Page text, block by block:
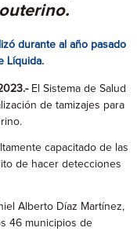
durante al año pasado
Líquida.
El Sistema de Salud
de tamizajes para
capacitado de las
de hacer detecciones
Alberto Díaz Martínez,
46 municipios de